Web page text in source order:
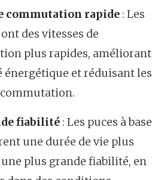
commutation rapide : Les
des vitesses de
plus rapides, améliorant
énergétique et réduisant les
fiabilité : Les puces à base
une durée de vie plus
plus grande fiabilité, en